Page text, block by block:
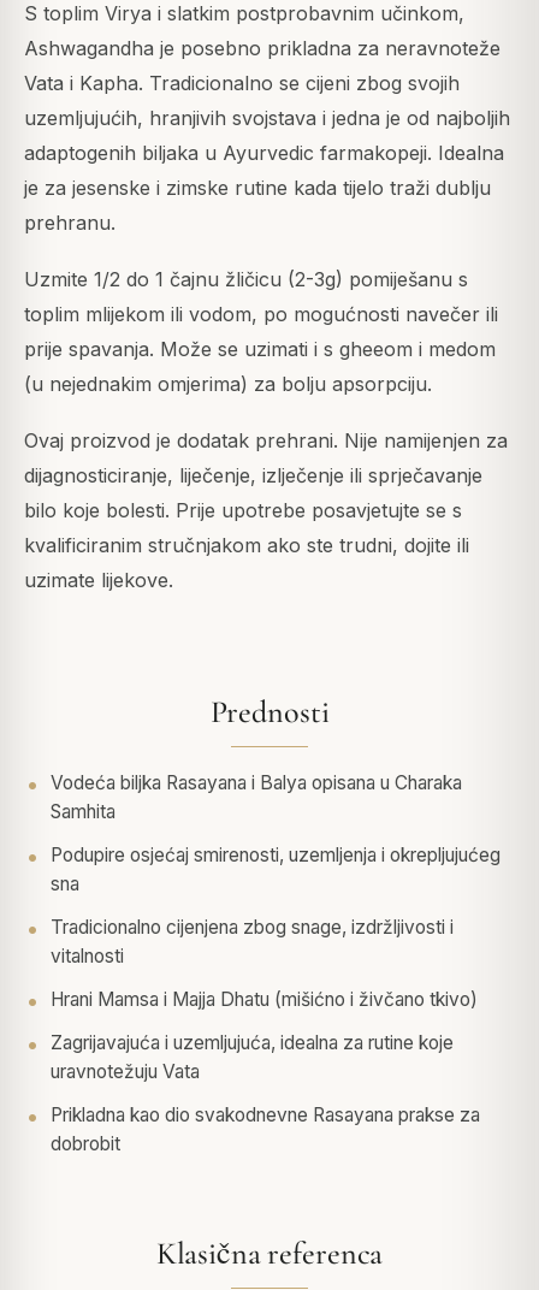
S toplim Virya i slatkim postprobavnim učinkom,
Ashwagandha je posebno prikladna za neravnoteže
Vata i Kapha. Tradicionalno se cijeni zbog svojih
uzemljujućih, hranjivih svojstava i jedna je od najboljih
adaptogenih biljaka u Ayurvedic farmakopeji. Idealna
je za jesenske i zimske rutine kada tijelo traži dublju
prehranu.
Uzmite 1/2 do 1 čajnu žličicu (2-3g) pomiješanu s
toplim mlijekom ili vodom, po mogućnosti navečer ili
prije spavanja. Može se uzimati i s gheeom i medom
(u nejednakim omjerima) za bolju apsorpciju.
Ovaj proizvod je dodatak prehrani. Nije namijenjen za
dijagnosticiranje, liječenje, izlječenje ili sprječavanje
bilo koje bolesti. Prije upotrebe posavjetujte se s
kvalificiranim stručnjakom ako ste trudni, dojite ili
uzimate lijekove.
Prednosti
Vodeća biljka Rasayana i Balya opisana u Charaka
Samhita
Podupire osjećaj smirenosti, uzemljenja i okrepljujućeg
sna
Tradicionalno cijenjena zbog snage, izdržljivosti i
vitalnosti
Hrani Mamsa i Majja Dhatu (mišićno i živčano tkivo)
Zagrijavajuća i uzemljujuća, idealna za rutine koje
uravnotežuju Vata
Prikladna kao dio svakodnevne Rasayana prakse za
dobrobit
Klasična referenca